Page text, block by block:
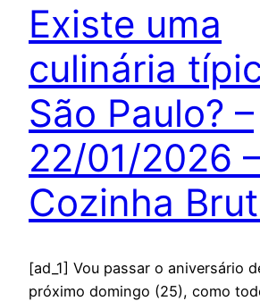
Existe uma
culinária
São Paulo? –
22/01/2026
Cozinha
[ad_1] Vou passar o aniversário
próximo domingo (25), como